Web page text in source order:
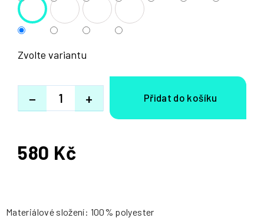
Zvolte variantu
+
−
580 Kč
Měrná
Materiálové složení: 100% polyester